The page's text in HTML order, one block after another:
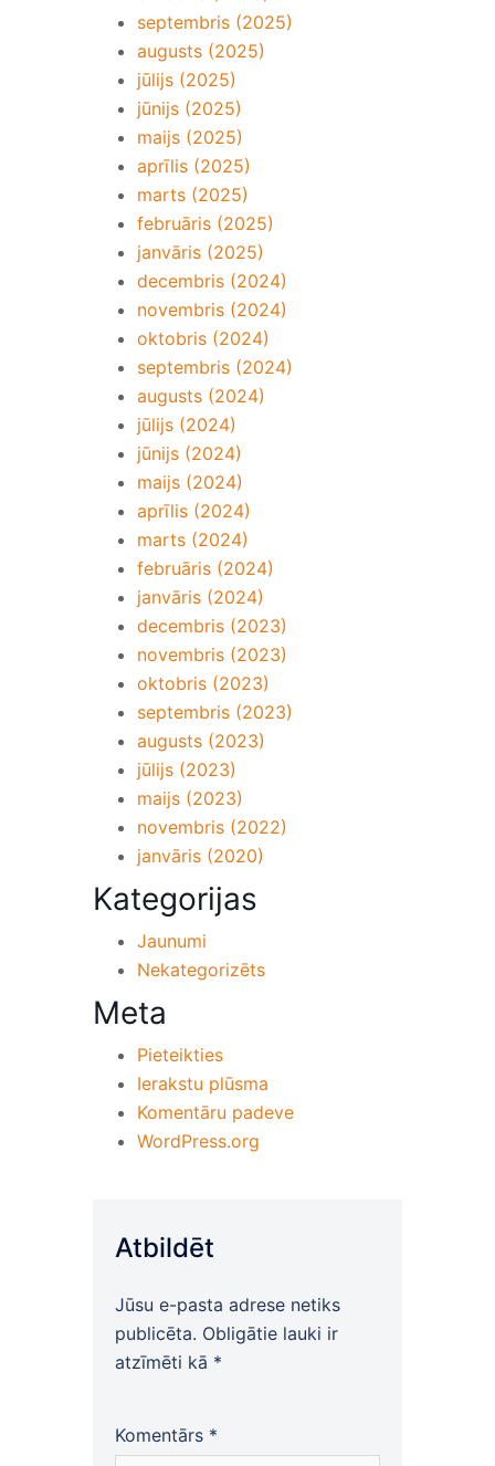
septembris (2025)
augusts (2025)
jūlijs (2025)
jūnijs (2025)
maijs (2025)
aprīlis (2025)
marts (2025)
februāris (2025)
janvāris (2025)
decembris (2024)
novembris (2024)
oktobris (2024)
septembris (2024)
augusts (2024)
jūlijs (2024)
jūnijs (2024)
maijs (2024)
aprīlis (2024)
marts (2024)
februāris (2024)
janvāris (2024)
decembris (2023)
novembris (2023)
oktobris (2023)
septembris (2023)
augusts (2023)
jūlijs (2023)
maijs (2023)
novembris (2022)
janvāris (2020)
Kategorijas
Jaunumi
Nekategorizēts
Meta
Pieteikties
Ierakstu plūsma
Komentāru padeve
WordPress.org
Atbildēt
Jūsu e-pasta adrese netiks
publicēta. Obligātie lauki ir
atzīmēti kā *
Komentārs *